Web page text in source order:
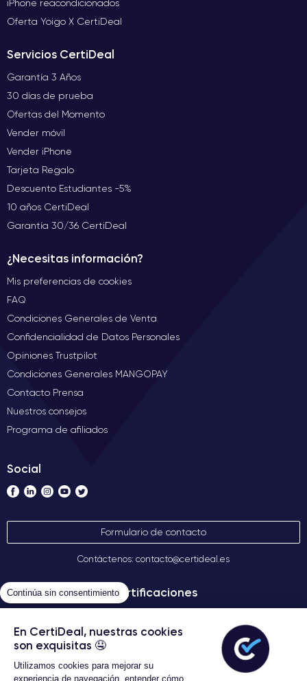
Continúa sin consentimiento
En CertiDeal, nuestras cookies
son exquisitas 🤤
Utilizamos cookies para mejorar su
experiencia de navegación, entender cómo
iPhone reacondicionados
Oferta Yoigo X CertiDeal
Servicios CertiDeal
Garantía 3 Años
30 días de prueba
Ofertas del Momento
Vender móvil
Vender iPhone
Tarjeta Regalo
Descuento Estudiantes -5%
10 años CertiDeal
Garantía 30/36 CertiDeal
¿Necesitas información?
Mis preferencias de cookies
FAQ
Condiciones Generales de Venta
Confidencialidad de Datos Personales
Opiniones Trustpilot
Condiciones Generales MANGOPAY
Contacto Prensa
Nuestros consejos
Programa de afiliados
Social
Formulario de contacto
Contáctenos: contacto@certideal.es
Certificaciones